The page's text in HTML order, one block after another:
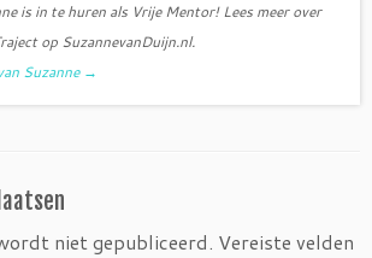
is in te huren als Vrije Mentor! Lees meer over
op SuzannevanDuijn.nl.
Suzanne →
niet gepubliceerd. Vereiste velden